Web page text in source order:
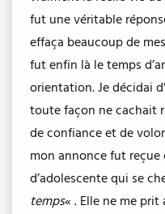
fut une véritable
effaça beaucoup de
fut enfin là le temps
orientation. Je décidai
toute façon ne cachait
de confiance et de
mon annonce fut
d’adolescente qui se
temps« . Elle ne me